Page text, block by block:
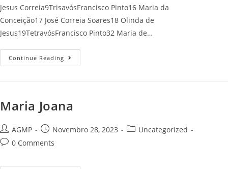
Jesus Correia9TrisavósFrancisco Pinto16 Maria da
Conceição17 José Correia Soares18 Olinda de
Jesus19TetravósFrancisco Pinto32 Maria de…
Continue Reading Índice
De
Maria Joana
Post
author:
AGMP
Post
published:
Novembro 28, 2023
PostUncategorized
Post0 Comments